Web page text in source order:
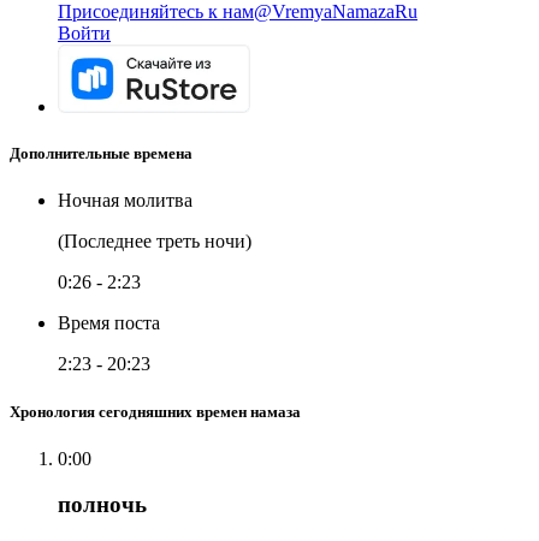
Присоединяйтесь к нам@VremyaNamazaRu
Войти
Дополнительные времена
Ночная молитва
(Последнее треть ночи)
0:26 - 2:23
Время поста
2:23 - 20:23
Хронология сегодняшних времен намаза
0:00
полночь